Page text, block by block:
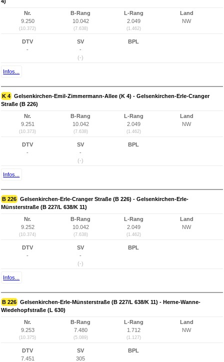
Nr.
9.250
(10.372)
B-Rang
10.042
(7.638)
L-Rang
2.049
(1.462)
Land
NW
DTV
-
SV
-
(-)
BPL
Infos...
K 4 Gelsenkirchen-Emil-Zimmermann-Allee (K 4) - Gelsenkirchen-Erle-Cranger
Straße (B 226)
Nr.
9.251
(10.373)
B-Rang
10.042
(7.638)
L-Rang
2.049
(1.462)
Land
NW
DTV
-
SV
-
(-)
BPL
Infos...
B 226 Gelsenkirchen-Erle-Cranger Straße (B 226) - Gelsenkirchen-Erle-
Münsterstraße (B 227/L 638/K 11)
Nr.
9.252
(10.374)
B-Rang
10.042
(7.638)
L-Rang
2.049
(1.462)
Land
NW
DTV
-
SV
-
(-)
BPL
Infos...
B 226 Gelsenkirchen-Erle-Münsterstraße (B 227/L 638/K 11) - Herne-Wanne-
Wiedehopfstraße (L 630)
Nr.
9.253
(10.375)
B-Rang
7.480
(5.089)
L-Rang
1.712
(1.127)
Land
NW
DTV
7.451
SV
305
BPL